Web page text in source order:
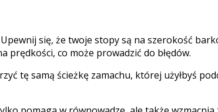
się, że twoje stopy są na szerokość
prędkości, co może prowadzić do błędów.
tę samą ścieżkę zamachu, której użyłbyś